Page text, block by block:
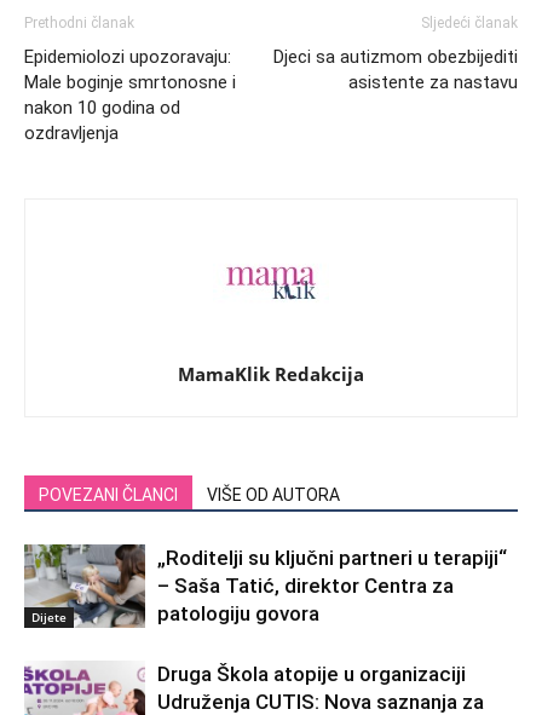
Prethodni članak
Epidemiolozi upozoravaju:
Male boginje smrtonosne i
nakon 10 godina od
ozdravljenja
Sljedeći članak
Djeci sa autizmom obezbijediti
asistente za nastavu
MamaKlik Redakcija
POVEZANI ČLANCI VIŠE OD AUTORA
Dijete
„Roditelji su ključni partneri u terapiji“
– Saša Tatić, direktor Centra za
patologiju govora
Druga Škola atopije u organizaciji
Udruženja CUTIS: Nova saznanja za